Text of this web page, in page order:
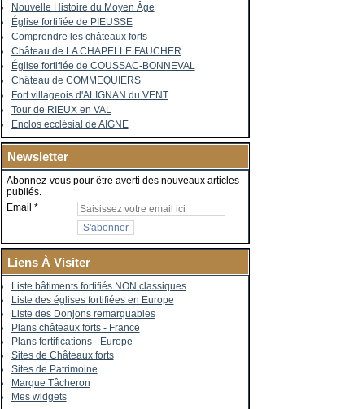
Nouvelle Histoire du Moyen Âge
Église fortifiée de PIEUSSE
Comprendre les châteaux forts
Château de LA CHAPELLE FAUCHER
Église fortifiée de COUSSAC-BONNEVAL
Château de COMMEQUIERS
Fort villageois d'ALIGNAN du VENT
Tour de RIEUX en VAL
Enclos ecclésial de AIGNE
Newsletter
Abonnez-vous pour être averti des nouveaux articles
publiés.
Email
Liens À Visiter
Liste bâtiments fortifiés NON classiques
Liste des églises fortifiées en Europe
Liste des Donjons remarquables
Plans châteaux forts - France
Plans fortifications - Europe
Sites de Châteaux forts
Sites de Patrimoine
Marque Tâcheron
Mes widgets